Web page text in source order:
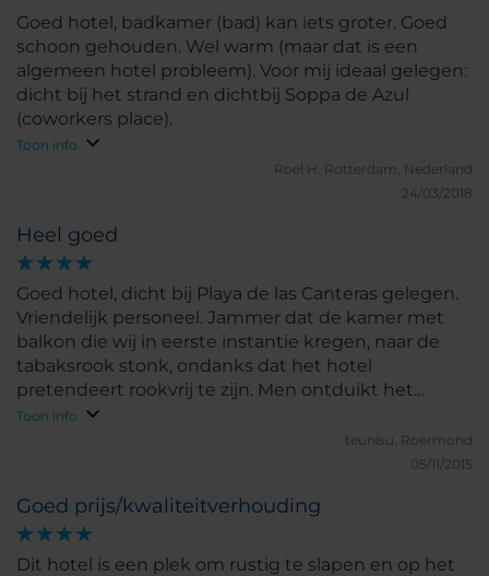
Goed hotel, badkamer (bad) kan iets groter. Goed
schoon gehouden. Wel warm (maar dat is een
algemeen hotel probleem). Voor mij ideaal gelegen:
dicht bij het strand en dichtbij Soppa de Azul
(coworkers place).
Toon info
Roel H.
Rotterdam, Nederland
24/03/2018
Heel goed
Goed hotel, dicht bij Playa de las Canteras gelegen.
Vriendelijk personeel. Jammer dat de kamer met
balkon die wij in eerste instantie kregen, naar de
tabaksrook stonk, ondanks dat het hotel
pretendeert rookvrij te zijn. Men ontduikt het
rookverbod door roken op het balkon toe te staan.
Dat de rook dan de kamer intrekt, daarvoor zijn
Toon info
teunisu.
Roermond
05/11/2015
Goed prijs/kwaliteitverhouding
Dit hotel is een plek om rustig te slapen en op het